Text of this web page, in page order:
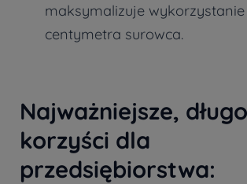
maksymalizuje
centymetra surowca.
Najważniejsze,
korzyści dla
przedsiębiorstwa: